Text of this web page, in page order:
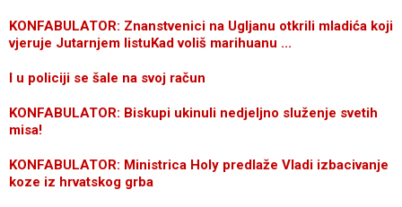
KONFABULATOR: Znanstvenici na Ugljanu otkrili mladića koji
vjeruje Jutarnjem listuKad voliš marihuanu ...
I u policiji se šale na svoj račun
KONFABULATOR: Biskupi ukinuli nedjeljno služenje svetih
misa!
KONFABULATOR: Ministrica Holy predlaže Vladi izbacivanje
koze iz hrvatskog grba